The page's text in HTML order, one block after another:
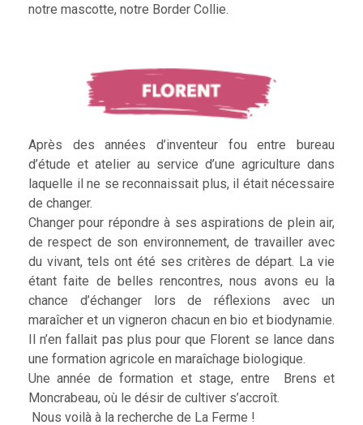
notre mascotte, notre Border Collie.
Après des années d’inventeur fou entre bureau
d’étude et atelier au service d’une agriculture dans
laquelle il ne se reconnaissait plus, il était nécessaire
de changer.
Changer pour répondre à ses aspirations de plein air,
de respect de son environnement, de travailler avec
du vivant, tels ont été ses critères de départ. La vie
étant faite de belles rencontres, nous avons eu la
chance d’échanger lors de réflexions avec un
maraîcher et un vigneron chacun en bio et biodynamie.
Il n’en fallait pas plus pour que Florent se lance dans
une formation agricole en maraîchage biologique.
Une année de formation et stage, entre Brens et
Moncrabeau, où le désir de cultiver s’accroît.
Nous voilà à la recherche de La Ferme !